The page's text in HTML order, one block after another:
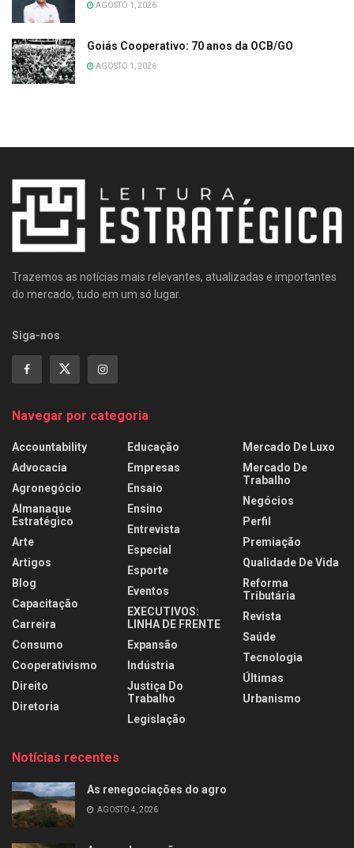
AGOSTO 1, 2026
Goiás Cooperativo: 70 anos da OCB/GO
AGOSTO 1, 2026
Trazemos as notícias mais relevantes, atualizadas e importantes
do mercado, tudo em um só lugar.
Siga-nos
Navegar por categoria
Accountability
Advocacia
Agronegócio
Almanaque
Estratégico
Arte
Artigos
Blog
Capacitação
Carreira
Consumo
Cooperativismo
Direito
Diretoria
Educação
Empresas
Ensaio
Ensino
Entrevista
Especial
Esporte
Eventos
EXECUTIVOS:
LINHA DE FRENTE
Expansão
Indústria
Justiça Do
Trabalho
Legislação
Mercado De Luxo
Mercado De
Trabalho
Negócios
Perfil
Premiação
Qualidade De Vida
Reforma
Tributária
Revista
Saúde
Tecnologia
Últimas
Urbanismo
Notícias recentes
As renegociações do agro
AGOSTO 4, 2026